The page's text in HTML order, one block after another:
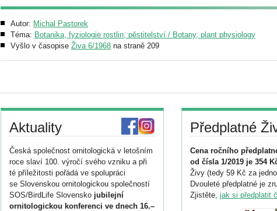
Autor: Michal Pastorek
Téma: Botanika, fyziologie rostlin, pěstitelství / Botany, plant physiology
Vyšlo v časopise Živa 6/1968 na straně 209
Aktuality
Česká společnost ornitologická v letošním
roce slaví 100. výročí svého vzniku a při
té příležitosti pořádá ve spolupráci
se Slovenskou ornitologickou společností
SOS/BirdLife Slovensko jubilejní
ornitologickou konferenci ve dnech 16.–
Předplatné
Cena ročního
od čísla 1/2019 je 354
Živy (tedy 59 Kč za
Dvouleté předplatné je
Zjistěte, jak si předplatit